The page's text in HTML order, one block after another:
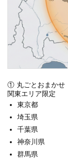
① 丸ごとおまかせ
関東エリア限定
東京都
埼玉県
千葉県
神奈川県
群馬県